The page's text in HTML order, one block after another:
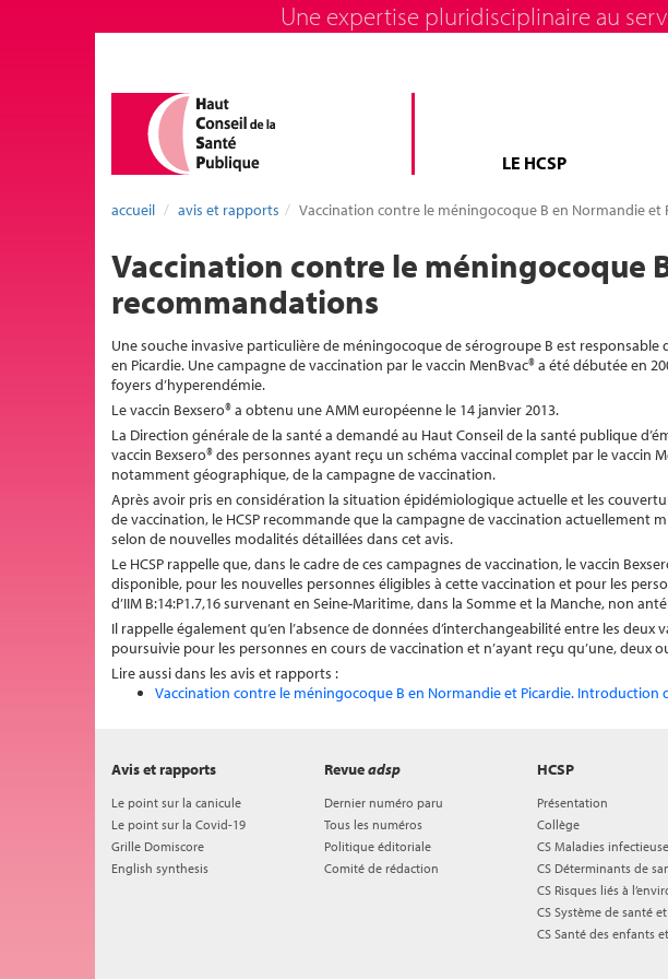
Une expertise pluridisciplinaire au
LE HCSP
accueil avis et rapports Vaccination contre le méningocoque B en Normandie
Vaccination contre le méningocoque
recommandations
Une souche invasive particulière de méningocoque de sérogroupe B est
en Picardie. Une campagne de vaccination par le vaccin MenBvac® a été débutée en
foyers d’hyperendémie.
Le vaccin Bexsero® a obtenu une AMM européenne le 14 janvier 2013.
La Direction générale de la santé a demandé au Haut Conseil de la santé publique
vaccin Bexsero® des personnes ayant reçu un schéma vaccinal complet par le vaccin
notamment géographique, de la campagne de vaccination.
Après avoir pris en considération la situation épidémiologique actuelle et les
de vaccination, le HCSP recommande que la campagne de vaccination actuellement
selon de nouvelles modalités détaillées dans cet avis.
Le HCSP rappelle que, dans le cadre de ces campagnes de vaccination, le vaccin
disponible, pour les nouvelles personnes éligibles à cette vaccination et pour les
d’IIM B:14:P1.7,16 survenant en Seine-Maritime, dans la Somme et la Manche, non
Il rappelle également qu’en l’absence de données d’interchangeabilité entre les
poursuivie pour les personnes en cours de vaccination et n’ayant reçu qu’une, deux
Lire aussi dans les avis et rapports :
Vaccination contre le méningocoque B en Normandie et Picardie. Introduction
HCSP
Présentation
Collège
CS Maladies
CS Déterminants de
CS Risques liés à
CS Système de santé
CS Santé des enfants
Avis et rapports
Le point sur la canicule
Le point sur la Covid-19
Grille Domiscore
English synthesis
Revueadsp
Dernier numéro paru
Tous les numéros
Politique éditoriale
Comité de rédaction